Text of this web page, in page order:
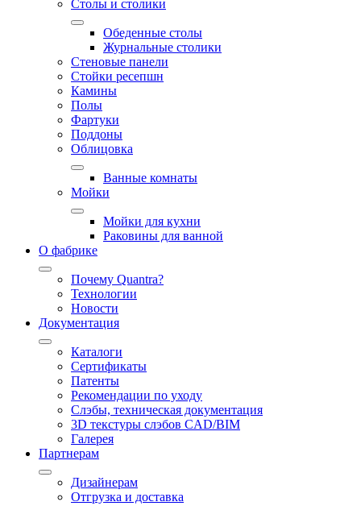
Столы и столики
Обеденные столы
Журнальные столики
Стеновые панели
Стойки ресепшн
Камины
Полы
Фартуки
Поддоны
Облицовка
Ванные комнаты
Мойки
Мойки для кухни
Раковины для ванной
О фабрике
Почему Quantra?
Технологии
Новости
Документация
Каталоги
Сертификаты
Патенты
Рекомендации по уходу
Слэбы, техническая документация
3D текстуры слэбов CAD/BIM
Галерея
Партнерам
Дизайнерам
Отгрузка и доставка